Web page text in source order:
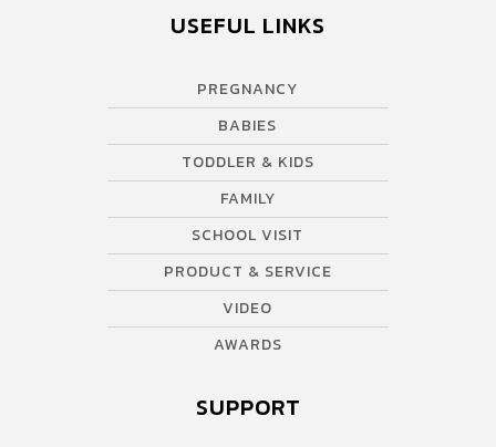
USEFUL LINKS
PREGNANCY
BABIES
TODDLER & KIDS
FAMILY
SCHOOL VISIT
PRODUCT & SERVICE
VIDEO
AWARDS
SUPPORT